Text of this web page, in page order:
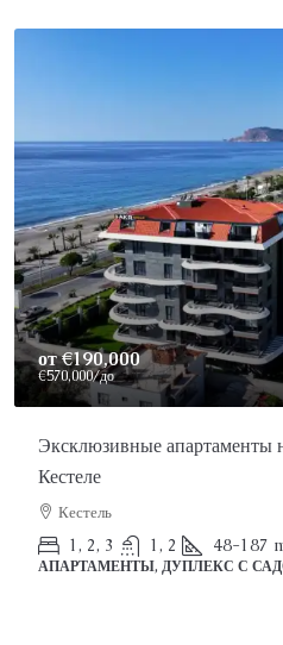
апартаменты на первой линии в
48-187 m² 25039-AG
ДУПЛЕКС С САДОМ, ПЕНТХАУС